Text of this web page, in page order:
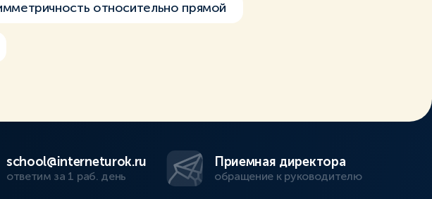
относительно прямой
school@interneturok.ru
ответим за 1 раб. день
Приемная директора
обращение к руководителю